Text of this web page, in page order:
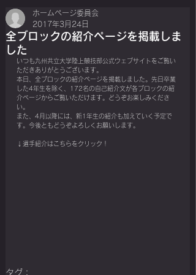
全ブロックの紹介ページを掲載しま
した
ホームページ委員会
2017年3月24日
いつも九州共立大学陸上競技部公式ウェブサイトをご覧い
ただきありがとうございます。
本日、全ブロックの紹介ページを掲載しました。先日卒業
した4年生を除く、172名の自己紹介文が各ブロックの紹
介ページからご覧いただけます。どうぞお楽しみくださ
い。
また、4月以降には、新1年生の紹介も加えていく予定で
す。今後ともどうぞよろしくお願いします。
↓選手紹介はこちらをクリック！
タグ：